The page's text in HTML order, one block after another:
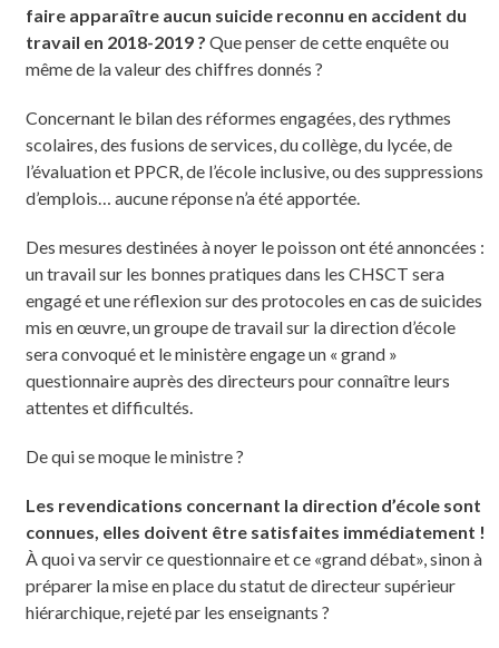
faire apparaître aucun suicide reconnu en accident du
travail en 2018-2019 ? Que penser de cette enquête ou
même de la valeur des chiffres donnés ?
Concernant le bilan des réformes engagées, des rythmes
scolaires, des fusions de services, du collège, du lycée, de
l’évaluation et PPCR, de l’école inclusive, ou des suppressions
d’emplois… aucune réponse n’a été apportée.
Des mesures destinées à noyer le poisson ont été annoncées :
un travail sur les bonnes pratiques dans les CHSCT sera
engagé et une réflexion sur des protocoles en cas de suicides
mis en œuvre, un groupe de travail sur la direction d’école
sera convoqué et le ministère engage un « grand »
questionnaire auprès des directeurs pour connaître leurs
attentes et difficultés.
De qui se moque le ministre ?
Les revendications concernant la direction d’école sont
connues, elles doivent être satisfaites immédiatement !
À quoi va servir ce questionnaire et ce «grand débat», sinon à
préparer la mise en place du statut de directeur supérieur
hiérarchique, rejeté par les enseignants ?